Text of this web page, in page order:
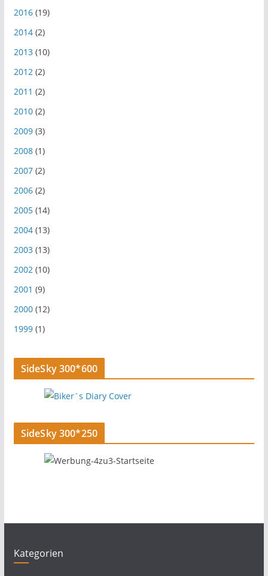
2016(19)
2014(2)
2013(10)
2012(2)
2011 (2)
2010(2)
2009(3)
2008(1)
2007(2)
2006(2)
2005(14)
2004(13)
2003(13)
2002(10)
2001 (9)
2000(12)
1999(1)
SideSky 300*600
SideSky 300*250
Kategorien